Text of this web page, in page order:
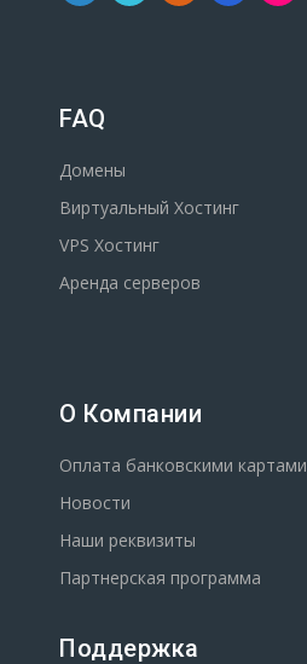
FAQ
Домены
Виртуальный Хостинг
VPS Хостинг
Аренда серверов
О Компании
Оплата банковскими картами
Новости
Наши реквизиты
Партнерская программа
Поддержка